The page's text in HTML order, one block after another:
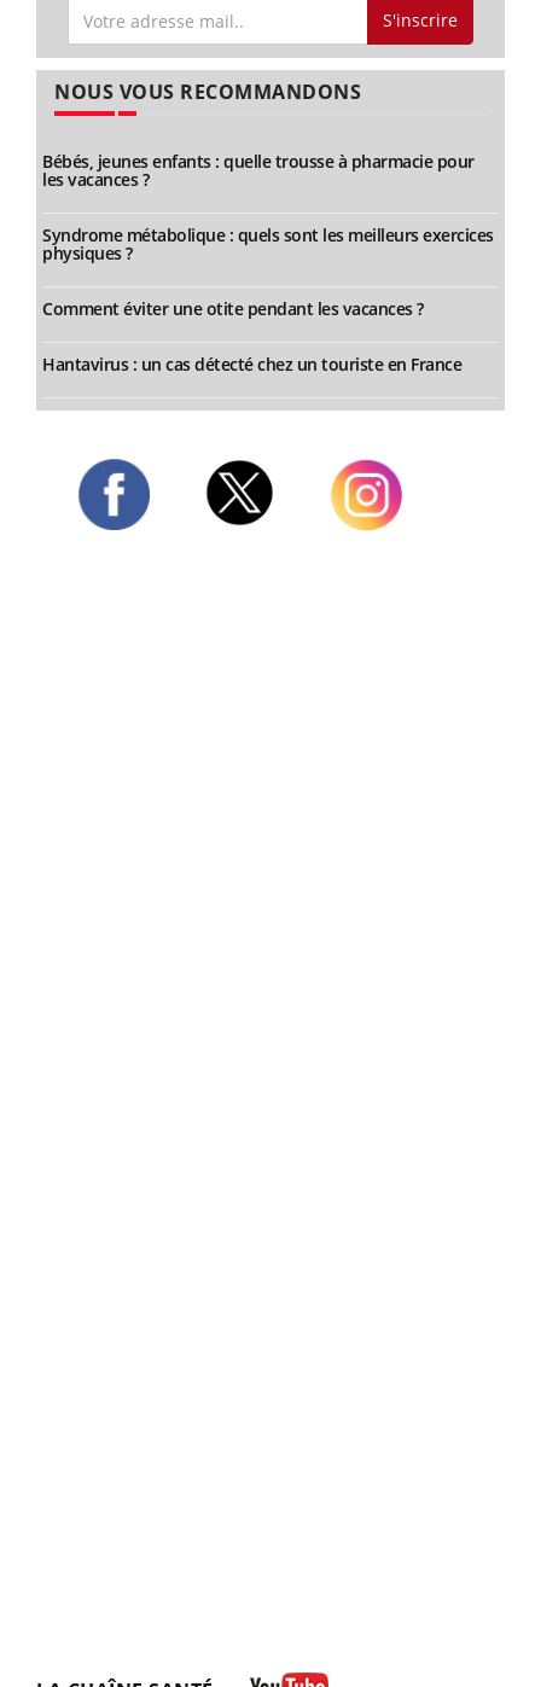
S'inscrire
NOUS VOUS RECOMMANDONS
Bébés, jeunes enfants : quelle trousse à pharmacie pour
les vacances ?
Syndrome métabolique : quels sont les meilleurs exercices
physiques ?
Comment éviter une otite pendant les vacances ?
Hantavirus : un cas détecté chez un touriste en France